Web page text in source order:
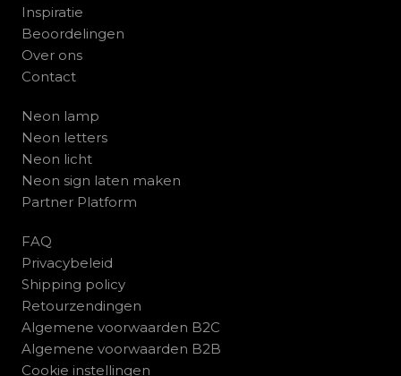
Inspiratie
Beoordelingen
Over ons
Contact
Neon lamp
Neon letters
Neon licht
Neon sign laten maken
Partner Platform
FAQ
Privacybeleid
Shipping policy
Retourzendingen
Algemene voorwaarden B2C
Algemene voorwaarden B2B
Cookie instellingen